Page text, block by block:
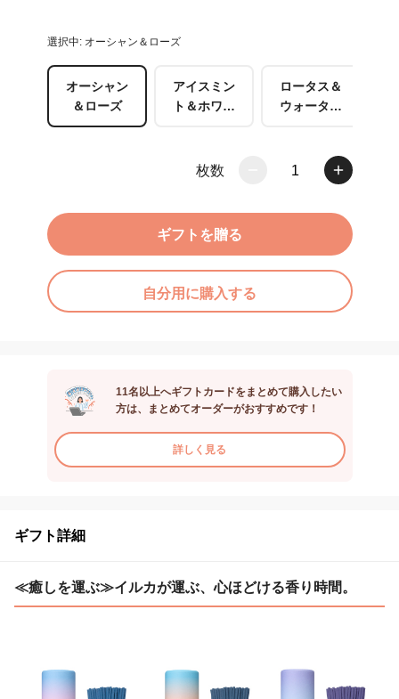
選択中: オーシャン＆ローズ
オーシャン
＆ローズ
アイスミン
ト＆ホワイ
ロータス＆
ウォーター
枚数 1
ギフトを贈る
自分用に購入する
11名以上へギフトカードをまとめて購入したい
方は、まとめてオーダーがおすすめです！
詳しく見る
ギフト詳細
≪癒しを運ぶ≫イルカが運ぶ、心ほどける香り時間。